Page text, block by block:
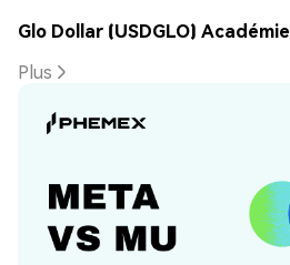
Glo Dollar (USDGLO) Académie
Plus